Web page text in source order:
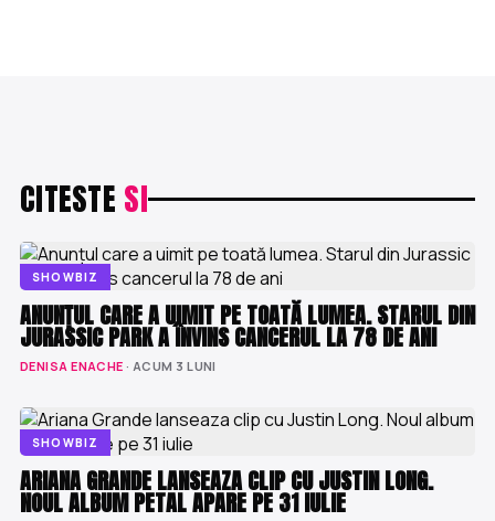
CITESTE SI
SHOWBIZ
ANUNȚUL CARE A UIMIT PE TOATĂ LUMEA. STARUL DIN
JURASSIC PARK A ÎNVINS CANCERUL LA 78 DE ANI
DENISA ENACHE · ACUM 3 LUNI
SHOWBIZ
ARIANA GRANDE LANSEAZA CLIP CU JUSTIN LONG.
NOUL ALBUM PETAL APARE PE 31 IULIE